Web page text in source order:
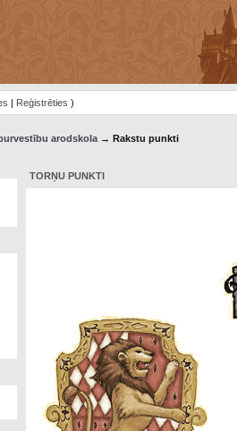
| Reģistrēties )
arodskola → Rakstu punkti
TORŅU PUNKTI